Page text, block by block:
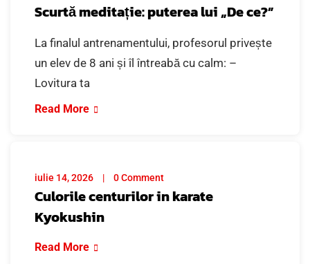
Scurtă meditație: puterea lui „De ce?”
La finalul antrenamentului, profesorul privește
un elev de 8 ani și îl întreabă cu calm: –
Lovitura ta
Read More
iulie 14, 2026 0 Comment
Culorile centurilor in karate
Kyokushin
Read More